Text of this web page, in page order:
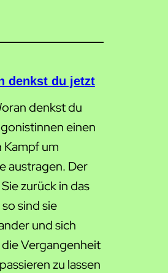
denkst du jetzt
denkst du
einen
um
austragen. Der
zurück in das
sind sie
und sich
Vergangenheit
zu lassen